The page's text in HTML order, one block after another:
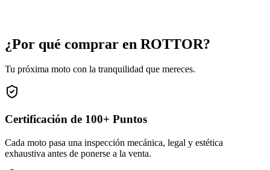
¿Por qué comprar en ROTTOR?
Tu próxima moto con la tranquilidad que mereces.
Certificación de 100+ Puntos
Cada moto pasa una inspección mecánica, legal y estética
exhaustiva antes de ponerse a la venta.